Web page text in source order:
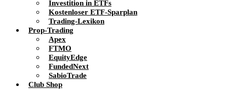
Investition in ETFs
Kostenloser ETF-Sparplan
Trading-Lexikon
Prop-Trading
Apex
FTMO
EquityEdge
FundedNext
SabioTrade
Club Shop